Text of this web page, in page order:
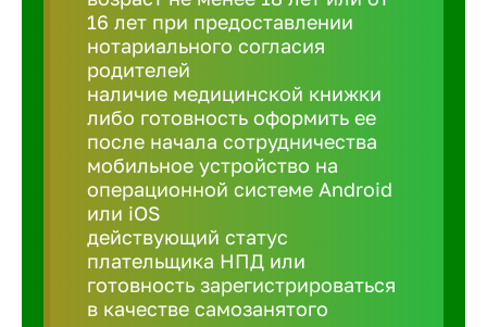
Бирск
16 лет при предоставлении
нотариального согласия
родителей
наличие медицинской книжки
либо готовность оформить ее
после начала сотрудничества
мобильное устройство на
операционной системе Android
или iOS
действующий статус
плательщика НПД или
готовность зарегистрироваться
в качестве самозанятого